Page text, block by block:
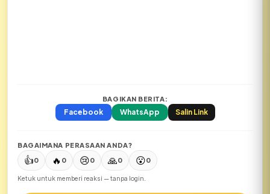
BAGIKAN BERITA:
Facebook WhatsApp Salin Link
BAGAIMANA PERASAAN ANDA?
👍0 🔥 0 😢0 🙏0 😮0
Ketuk untuk memberi reaksi — tanpa login.